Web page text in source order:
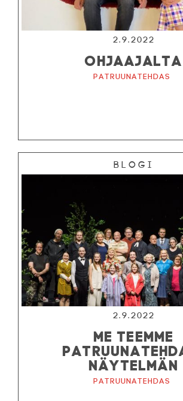
2.9.2022
OHJAAJALTA
Patruunatehdas
Blogi
2.9.2022
ME TEEMME
NÄYTELMÄN
Patruunatehdas